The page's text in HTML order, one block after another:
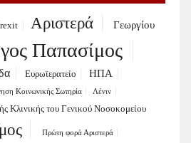
Αριστερά Γεωργίου
Παπασίμος
Ευρωϊερατείο
ΗΠΑ
Κοινωνικής Σωτηρία Λένιν
Κλινικής του Γενικού Νοσοκομείου
Πρώτη φορά Αριστερά